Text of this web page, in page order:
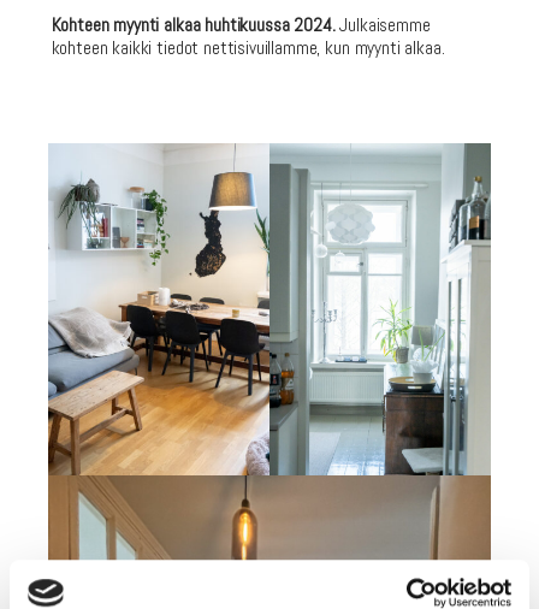
Kohteen myynti alkaa huhtikuussa 2024.Julkaisemme
kohteen kaikki tiedot nettisivuillamme, kun myynti alkaa.